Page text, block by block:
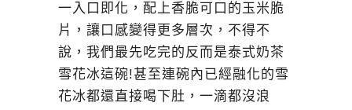
一入口即化，配上香脆可口的玉米脆
片，讓口感變得更多層次，不得不
說，我們最先吃完的反而是泰式奶茶
雪花冰這碗!甚至連碗內已經融化的雪
花冰都還直接喝下肚，一滴都沒浪